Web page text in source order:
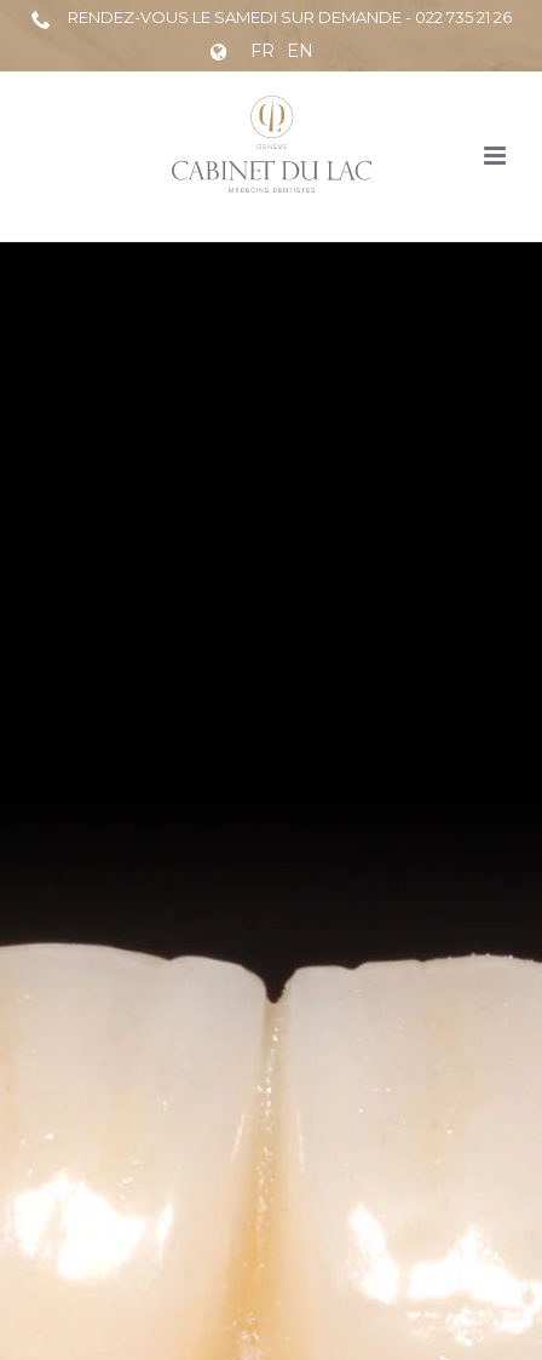
RENDEZ-VOUS LE SAMEDI SUR DEMANDE - 022 735 21 26
FR EN